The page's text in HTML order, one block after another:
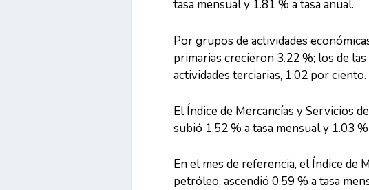
tasa mensual y 1.81 % a tasa anual.
Por grupos de actividades
primarias crecieron 3.22 %; los de
actividades terciarias, 1.02 por ciento.
El Índice de Mercancías y Servicios
subió 1.52 % a tasa mensual y 1.03 %
En el mes de referencia, el Índice de
petróleo, ascendió 0.59 % a tasa